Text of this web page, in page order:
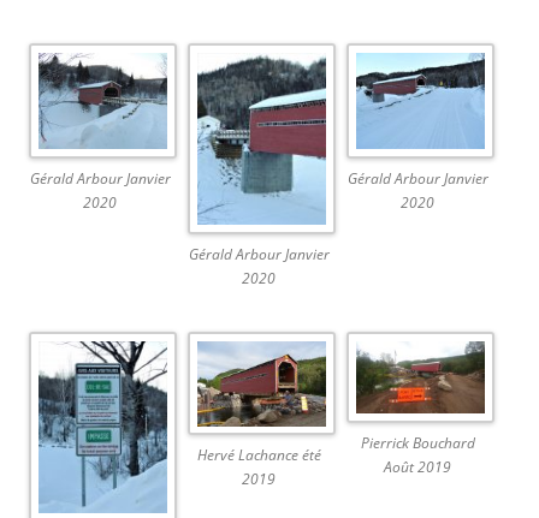
Gérald Arbour Janvier
2020
Gérald Arbour Janvier
2020
Gérald Arbour Janvier
2020
Hervé Lachance été
2019
Pierrick Bouchard
Août 2019